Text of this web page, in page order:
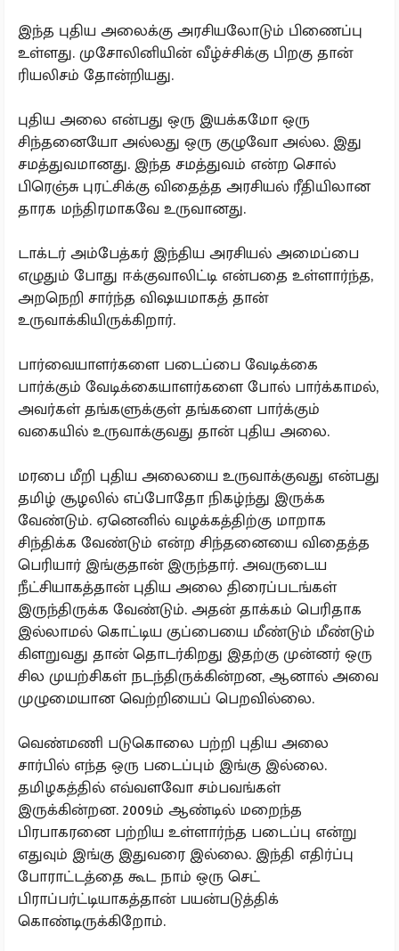
இந்த புதிய அலைக்கு அரசியலோடும் பிணைப்பு
உள்ளது. முசோலினியின் வீழ்ச்சிக்கு பிறகு தான்
ரியலிசம் தோன்றியது.
புதிய அலை என்பது ஒரு இயக்கமோ ஒரு
சிந்தனையோ அல்லது ஒரு குழுவோ அல்ல. இது
சமத்துவமானது. இந்த சமத்துவம் என்ற சொல்
பிரெஞ்சு புரட்சிக்கு விதைத்த அரசியல் ரீதியிலான
தாரக மந்திரமாகவே உருவானது.
டாக்டர் அம்பேத்கர் இந்திய அரசியல் அமைப்பை
எழுதும் போது ஈக்குவாலிட்டி என்பதை உள்ளார்ந்த,
அறநெறி சார்ந்த விஷயமாகத் தான்
உருவாக்கியிருக்கிறார்.
பார்வையாளர்களை படைப்பை வேடிக்கை
பார்க்கும் வேடிக்கையாளர்களை போல் பார்க்காமல்,
அவர்கள் தங்களுக்குள் தங்களை பார்க்கும்
வகையில் உருவாக்குவது தான் புதிய அலை.
மரபை மீறி புதிய அலையை உருவாக்குவது என்பது
தமிழ் சூழலில் எப்போதோ நிகழ்ந்து இருக்க
வேண்டும். ஏனெனில் வழக்கத்திற்கு மாறாக
சிந்திக்க வேண்டும் என்ற சிந்தனையை விதைத்த
பெரியார் இங்குதான் இருந்தார். அவருடைய
நீட்சியாகத்தான் புதிய அலை திரைப்படங்கள்
இருந்திருக்க வேண்டும். அதன் தாக்கம் பெரிதாக
இல்லாமல் கொட்டிய குப்பையை மீண்டும் மீண்டும்
கிளறுவது தான் தொடர்கிறது இதற்கு முன்னர் ஒரு
சில முயற்சிகள் நடந்திருக்கின்றன, ஆனால் அவை
முழுமையான வெற்றியைப் பெறவில்லை.
வெண்மணி படுகொலை பற்றி புதிய அலை
சார்பில் எந்த ஒரு படைப்பும் இங்கு இல்லை.
தமிழகத்தில் எவ்வளவோ சம்பவங்கள்
இருக்கின்றன. 2009ம் ஆண்டில் மறைந்த
பிரபாகரனை பற்றிய உள்ளார்ந்த படைப்பு என்று
எதுவும் இங்கு இதுவரை இல்லை. இந்தி எதிர்ப்பு
போராட்டத்தை கூட நாம் ஒரு செட்
பிராப்பர்ட்டியாகத்தான் பயன்படுத்திக்
கொண்டிருக்கிறோம்.‌